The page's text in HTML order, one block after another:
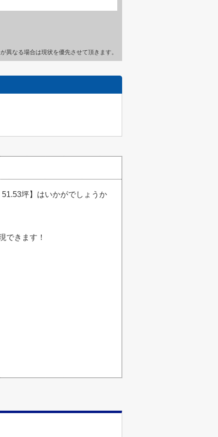
異なる場合は現状を優先させて頂きます。
坪】はいかがでしょうか
できます！